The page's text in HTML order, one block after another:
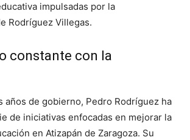
impulsadas por la
Rodríguez Villegas.
constante con la
años de gobierno, Pedro Rodríguez ha
de iniciativas enfocadas en mejorar la
en Atizapán de Zaragoza. Su